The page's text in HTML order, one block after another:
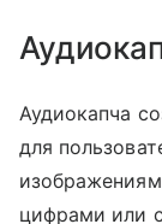
Аудиокапча
для
цифрами или